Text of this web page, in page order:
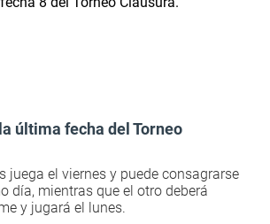
última fecha del Torneo
juega el viernes y puede consagrarse
día, mientras que el otro deberá
y jugará el lunes.